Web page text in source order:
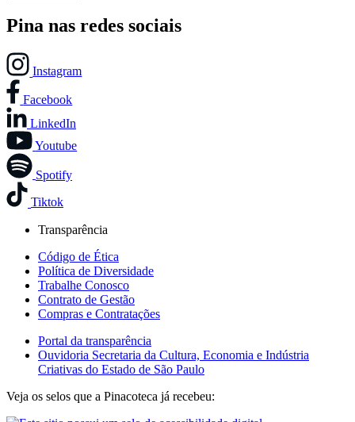
Pina nas redes sociais
Instagram
Facebook
LinkedIn
Youtube
Spotify
Tiktok
Transparência
Código de Ética
Política de Diversidade
Trabalhe Conosco
Contrato de Gestão
Compras e Contratações
Portal da transparência
Ouvidoria Secretaria da Cultura, Economia e Indústria
Criativas do Estado de São Paulo
Veja os selos que a Pinacoteca já recebeu: